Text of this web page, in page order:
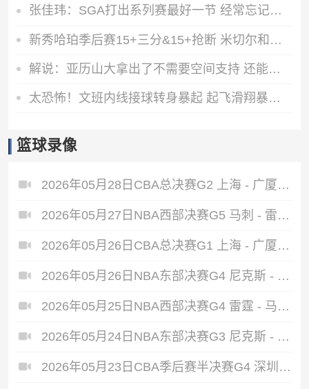
张佳玮：SGA打出系列赛最好一节 经常忘记哈珀比卡斯尔还年轻
新秀哈珀季后赛15+三分&15+抢断 米切尔和塔图姆之后首人
解说：亚历山大拿出了不需要空间支持 还能不断进球的能力
太恐怖！文班内线接球转身暴起 起飞滑翔暴扣虐筐
篮球录像
2026年05月28日CBA总决赛G2 上海 - 广厦 全场录像
2026年05月27日NBA西部决赛G5 马刺 - 雷霆 全场录像
2026年05月26日CBA总决赛G1 上海 - 广厦 全场录像
2026年05月26日NBA东部决赛G4 尼克斯 - 骑士 全场录像
2026年05月25日NBA西部决赛G4 雷霆 - 马刺 全场录像
2026年05月24日NBA东部决赛G3 尼克斯 - 骑士 全场录像
2026年05月23日CBA季后赛半决赛G4 深圳 - 广厦 全场录像